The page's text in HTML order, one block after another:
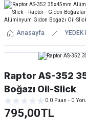
Anasayfa YEDEK
Raptor AS-352
Boğazı Oil-Slick
0.0 Puan - 0
795,00TL